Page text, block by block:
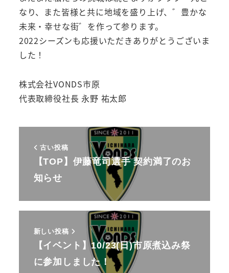
なり、また皆様と共に地域を盛り上げ、゛豊かな
未来・幸せな街゛を作って参ります。
2022シーズンも応援いただきありがとうございま
した！
株式会社VONDS市原
代表取締役社長 永野 祐太郎
古い投稿
【TOP】伊藤竜司選手 契約満了のお
知らせ
新しい投稿
【イベント】10/23(日)市原煮込み祭
に参加しました！